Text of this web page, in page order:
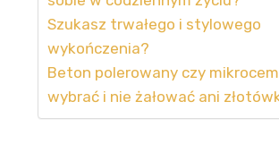
Szukasz trwałego i stylowego
wykończenia?
Beton polerowany czy
wybrać i nie żałować ani